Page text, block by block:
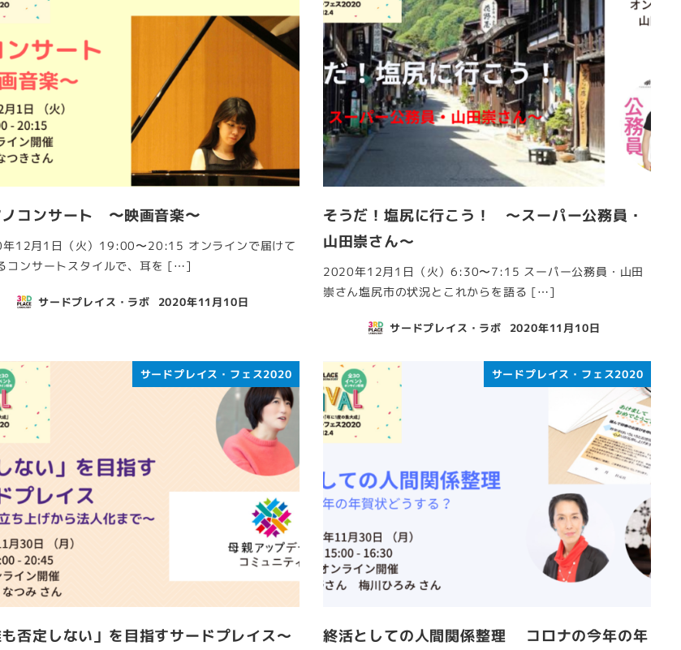
ノコンサート 〜映画音楽〜
12月1日（火）19:00〜20:15 オンラインで届けて
コンサートスタイルで、耳を […]
サードプレイス・ラボ
投稿日
2020年11月10日
そうだ！塩尻に行こう！ ～スーパー公務員・
山田崇さん～
2020年12月1日（火）6:30〜7:15 スーパー公務員・山田
崇さん塩尻市の状況とこれからを語る […]
サードプレイス・ラボ
投稿日
2020年11月10日
サードプレイス・フェス2020
も否定しない」を目指すサードプレイス～
サードプレイス・フェス2020
終活としての人間関係整理 コロナの今年の年